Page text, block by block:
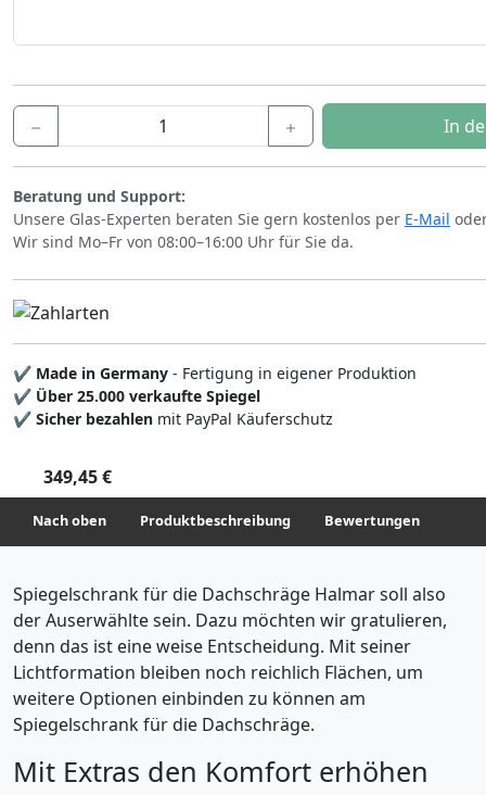
In
Beratung und Support:
Unsere Glas-Experten beraten Sie gern kostenlos per E-Mail
Wir sind Mo–Fr von 08:00–16:00 Uhr für Sie da.
✔ Made in Germany - Fertigung in eigener Produktion
✔ Über 25.000 verkaufte Spiegel
✔ Sicher bezahlen mit PayPal Käuferschutz
349,45 €
Nach oben Produktbeschreibung Bewertungen
Spiegelschrank für die Dachschräge Halmar soll also
der Auserwählte sein. Dazu möchten wir gratulieren,
denn das ist eine weise Entscheidung. Mit seiner
Lichtformation bleiben noch reichlich Flächen, um
weitere Optionen einbinden zu können am
Spiegelschrank für die Dachschräge.
Mit Extras den Komfort erhöhen